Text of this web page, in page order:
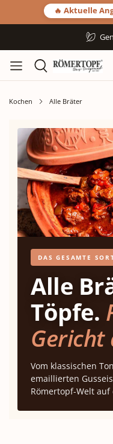
🔥 Aktuelle
Kochen Alle Bräter
DAS GESAMTE
Alle
Töpfe.
Gericht
Vom klassischen
emaillierten
Römertopf-Welt auf